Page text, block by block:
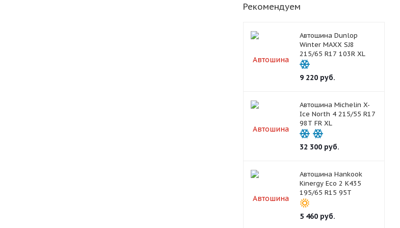
Рекомендуем
Автошина Dunlop
Winter MAXX SJ8
215/65 R17 103R XL
9 220руб.
Автошина Michelin X-
Ice North 4 215/55 R17
98T FR XL
32 300руб.
Автошина Hankook
Kinergy Eco 2 K435
195/65 R15 95T
5 460руб.